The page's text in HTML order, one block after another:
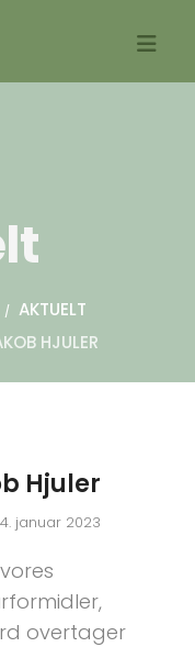
AKTUELT
HJULER
Hjuler
januar 2023
overtager